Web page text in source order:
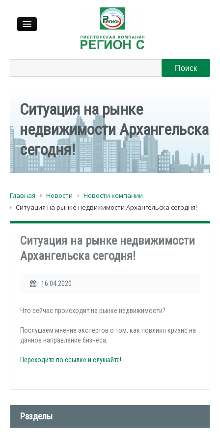
Выкуп
Регионы
Контакты
Ситуация на рынке
недвижимости Архангельска
сегодня!
Главная Новости
Новости компании
Ситуация на рынке недвижимости Архангельска сегодня!
Ситуация на рынке недвижимости
Архангельска сегодня!
16.04.2020
Что сейчас происходит на рынке недвижимости?
Послушаем мнение экспертов о том, как повлиял кризис на
данное направление бизнеса.
Переходите по ссылке и слушайте!
Разделы